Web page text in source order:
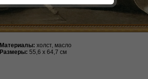
Материалы: холст, масло
Размеры: 55,6 х 64,7 см